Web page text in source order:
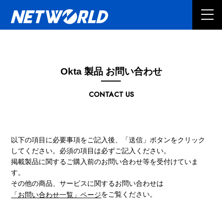
CONTACT US
Okta 製品 お問い合わせ
以下の項目に必要事項をご記入後、「送信」ボタンをクリック
してください。必須の項目は必ずご記入ください。
掲載製品に関するご購入前のお問い合わせ等を受付けていま
す。
その他の商品、サービスに関するお問い合わせは
「お問い合わせ一覧」ページをご覧ください。